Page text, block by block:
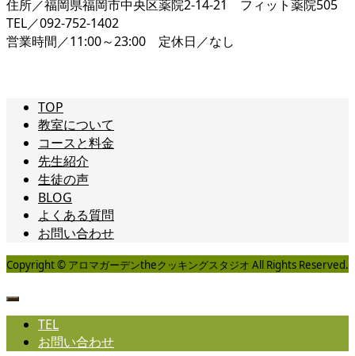
住所／福岡県福岡市中央区薬院2-14-21 フィット薬院505
TEL／092-752-1402
営業時間／11:00～23:00 定休日／なし
TOP
教室について
コースと料金
先生紹介
生徒の声
BLOG
よくある質問
お問い合わせ
Copyright © アロマガーデンtheクッキングスタジオ All Rights Reserved.
TEL
お問い合わせ